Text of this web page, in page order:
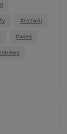
rozwój
wieś